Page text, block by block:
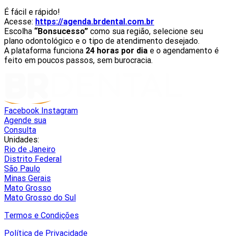
É fácil e rápido!
Acesse: https://agenda.brdental.com.br
Escolha “Bonsucesso” como sua região, selecione seu
plano odontológico e o tipo de atendimento desejado.
A plataforma funciona 24 horas por dia e o agendamento é
feito em poucos passos, sem burocracia.
Facebook Instagram
Agende sua
Consulta
Unidades:
Rio de Janeiro
Distrito Federal
São Paulo
Minas Gerais
Mato Grosso
Mato Grosso do Sul
Termos e Condições
Política de Privacidade